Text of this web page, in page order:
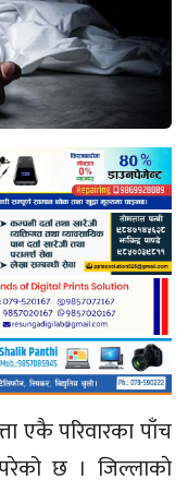
एकै परिवारका पाँच
छ । जिल्लाकाे